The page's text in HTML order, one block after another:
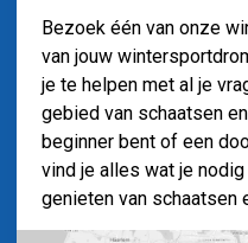
Bezoek één van onze
van jouw
je te helpen met al je
gebied van schaatsen
beginner bent of een
vind je alles wat je
genieten van schaatsen